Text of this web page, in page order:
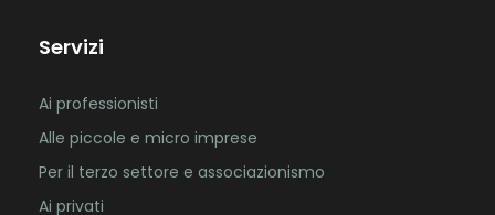
Servizi
Ai professionisti
Alle piccole e micro imprese
Per il terzo settore e associazionismo
Ai privati